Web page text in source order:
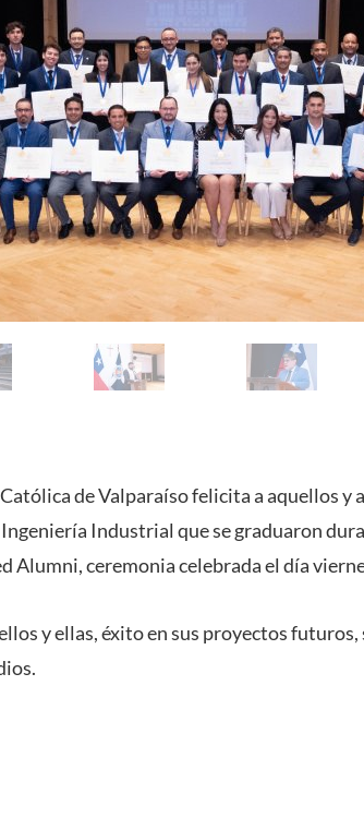
de Valparaíso felicita a aquellos y
Industrial que se graduaron
Alumni, ceremonia celebrada el día
y ellas, éxito en sus proyectos